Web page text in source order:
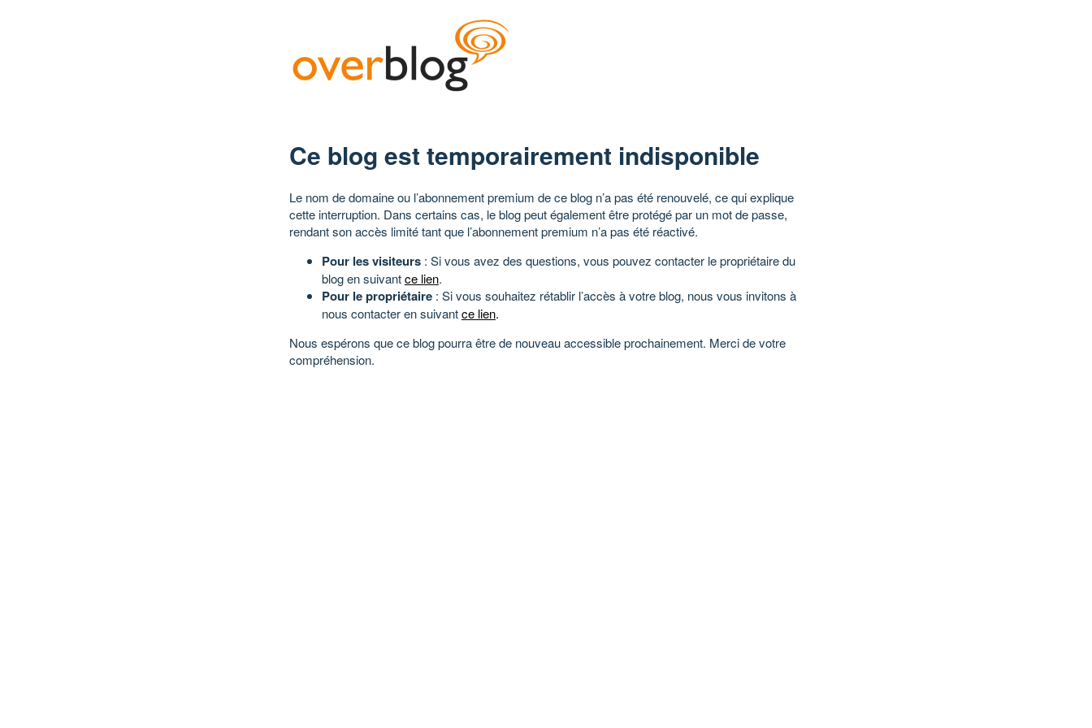
Ce blog est temporairement indisponible
Le nom de domaine ou l’abonnement premium de ce blog n’a pas été renouvelé, ce qui explique
cette interruption. Dans certains cas, le blog peut également être protégé par un mot de passe,
rendant son accès limité tant que l’abonnement premium n’a pas été réactivé.
Pour les visiteurs : Si vous avez des questions, vous pouvez contacter le propriétaire du
blog en suivantce lien.
Pour le propriétaire : Si vous souhaitez rétablir l’accès à votre blog, nous vous invitons à
nous contacter en suivantce lien.
Nous espérons que ce blog pourra être de nouveau accessible prochainement. Merci de votre
compréhension.